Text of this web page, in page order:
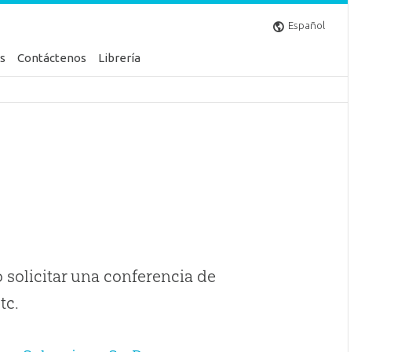
Español
Contáctenos Librería
una conferencia de